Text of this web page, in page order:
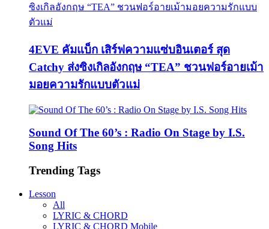
4EVE คัมแบ็ก เสิร์ฟความแซ่บอินเตอร์ สุด
Catchy ส่งซิงเกิลอังกฤษ “TEA” ชวนฟอร์อายเม้า
มอยความรักแบบตัวแม่
Sound Of The 60’s : Radio On Stage by I.S.
Song Hits
Trending Tags
Lesson
All
LYRIC & CHORD
LYRIC & CHORD Mobile